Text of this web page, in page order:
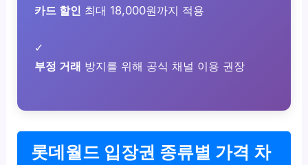
카드 할인 최대 18,000원까지 적용
✓
부정 거래 방지를 위해 공식 채널 이용 권장
롯데월드 입장권 종류별 가격 차